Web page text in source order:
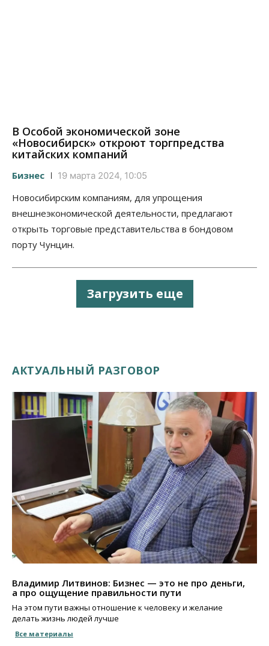
В Особой экономической зоне
«Новосибирск» откроют торгпредства
китайских компаний
Бизнес 19 марта 2024, 10:05
Новосибирским компаниям, для упрощения
внешнеэкономической деятельности, предлагают
открыть торговые представительства в бондовом
порту Чунцин.
Загрузить еще
АКТУАЛЬНЫЙ РАЗГОВОР
Владимир Литвинов: Бизнес — это не про деньги,
а про ощущение правильности пути
На этом пути важны отношение к человеку и желание
делать жизнь людей лучше
Все материалы